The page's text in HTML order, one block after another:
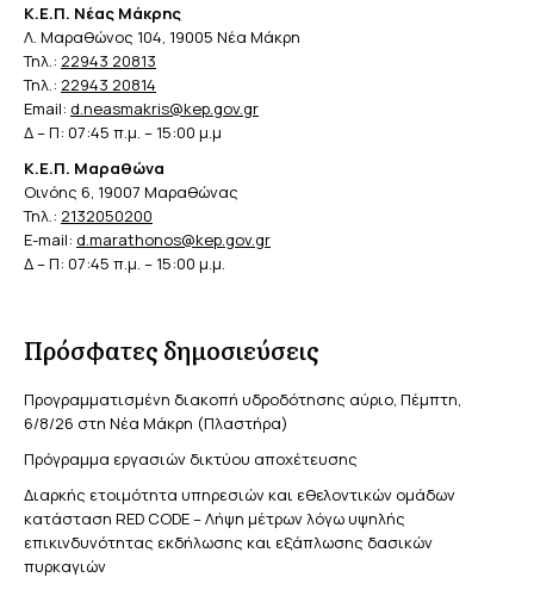
Κ.Ε.Π. Νέας Μάκρης
Λ. Μαραθώνος 104, 19005 Νέα Μάκρη
Τηλ.: 22943 20813
Τηλ.: 22943 20814
Email: d.neasmakris@kep.gov.gr
Δ – Π: 07:45 π.μ. – 15:00 μ.μ
Κ.Ε.Π. Μαραθώνα
Οινόης 6, 19007 Μαραθώνας
Τηλ.: 2132050200
E-mail: d.marathonos@kep.gov.gr
Δ – Π: 07:45 π.μ. – 15:00 μ.μ.
Πρόσφατες δημοσιεύσεις
Προγραμματισμένη διακοπή υδροδότησης αύριο, Πέμπτη,
6/8/26 στη Νέα Μάκρη (Πλαστήρα)
Πρόγραμμα εργασιών δικτύου αποχέτευσης
Διαρκής ετοιμότητα υπηρεσιών και εθελοντικών ομάδων
κατάσταση RED CODE – Λήψη μέτρων λόγω υψηλής
επικινδυνότητας εκδήλωσης και εξάπλωσης δασικών
πυρκαγιών